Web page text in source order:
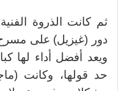
ثم كانت الذروة
ويعد أفضل أداء لها
حد قولها، وكانت